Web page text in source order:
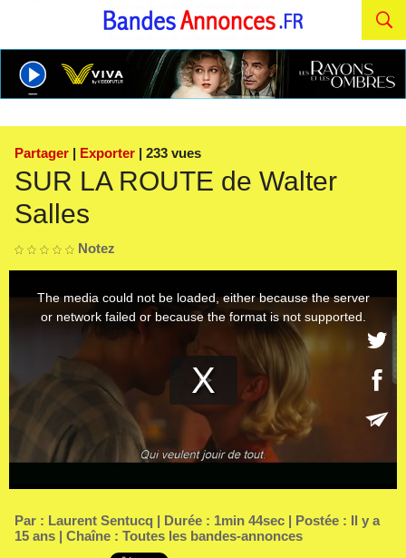
Partager | Exporter | 233 vues
SUR LA ROUTE de Walter
Salles
Notez
Par : Laurent Sentucq | Durée : 1min 44sec | Postée : Il y a
15 ans | Chaîne : Toutes les bandes-annonces